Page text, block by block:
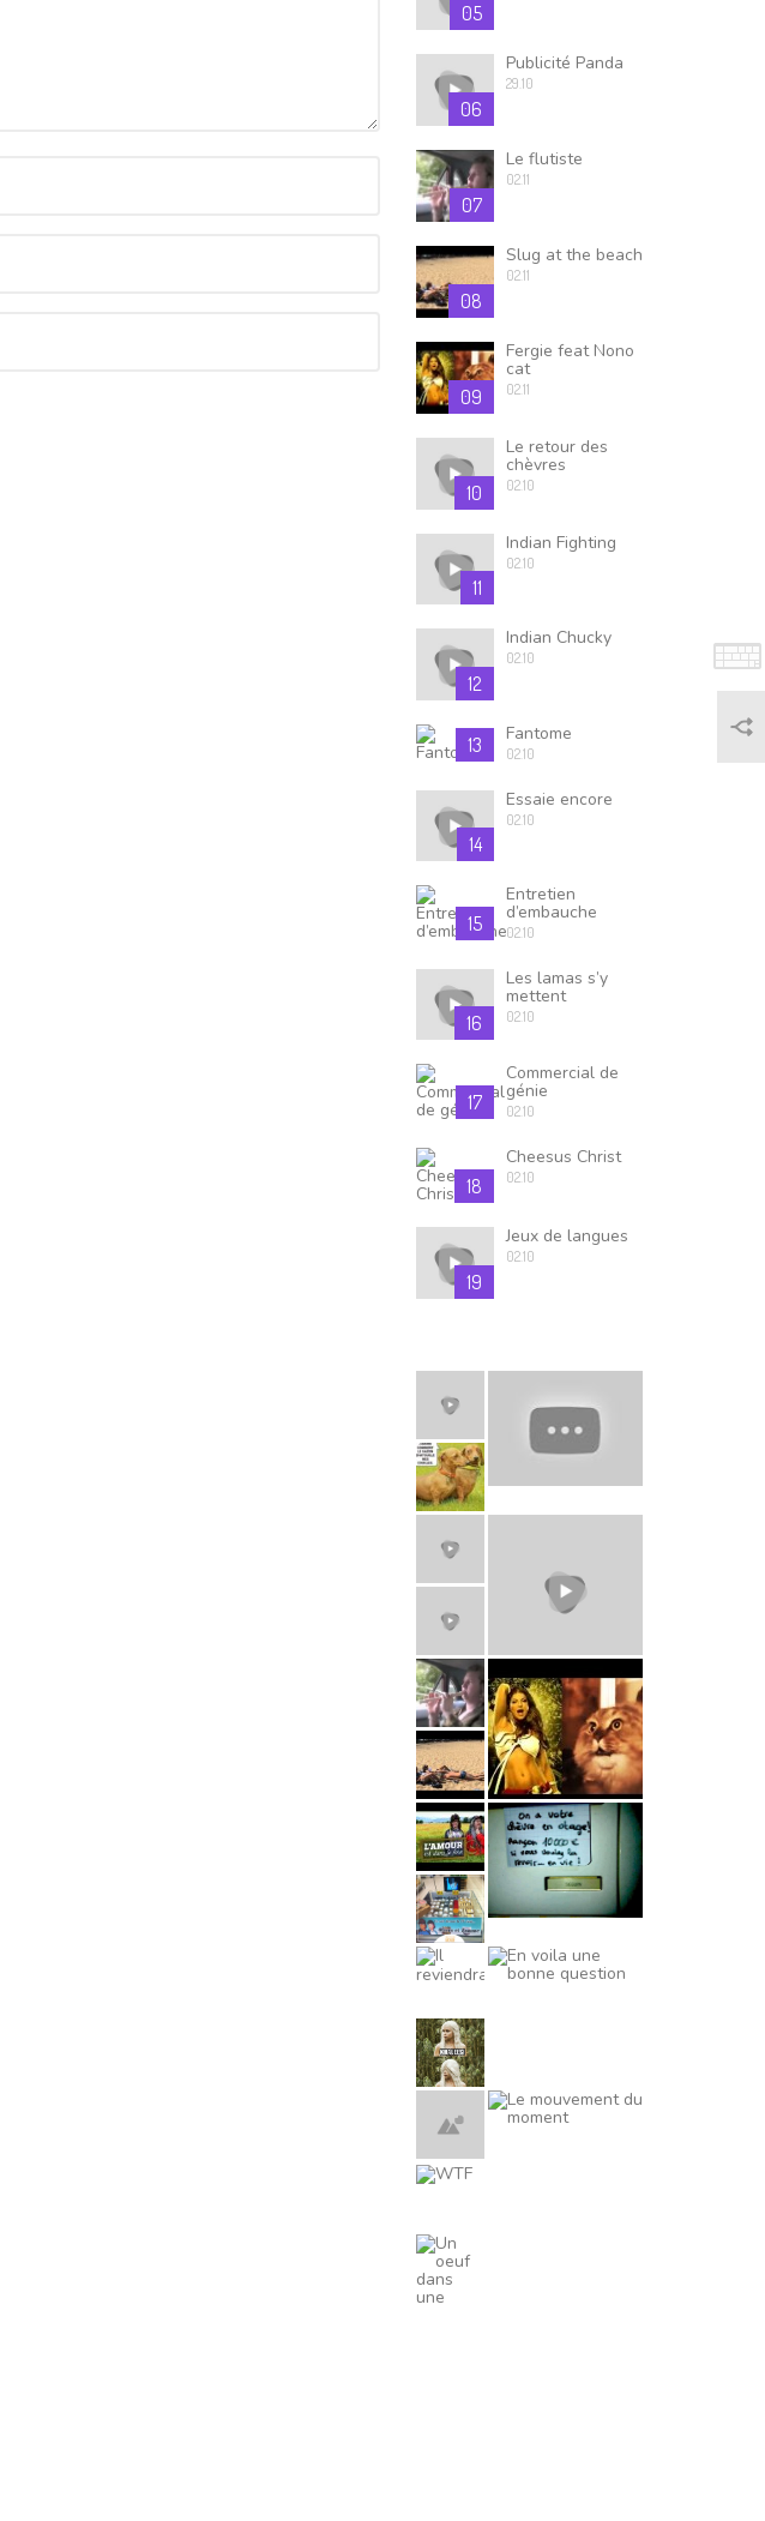
05
06
Publicité Panda
29.10
07
Le flutiste
02.11
08
Slug at the beach
02.11
09
Fergie feat Nono
cat
02.11
10
Le retour des
chèvres
02.10
11
Indian Fighting
02.10
12
Indian Chucky
02.10
13 Fantome
02.10
14
Essaie encore
02.10
15
Entretien
d’embauche
02.10
16
Les lamas s’y
mettent
02.10
17
Commercial de
génie
02.10
18
Cheesus Christ
02.10
19
Jeux de langues
02.10